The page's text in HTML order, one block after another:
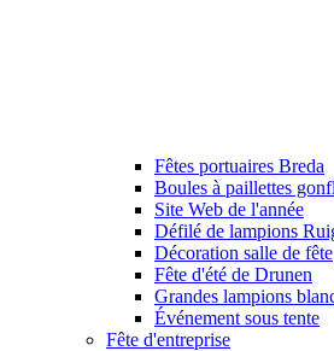
Fêtes portuaires Breda
Boules à paillettes
Site Web de l'année
Défilé de lampions
Décoration salle de fête
Fête d'été de Drunen
Grandes lampions
Événement sous tente
Fête d'entreprise